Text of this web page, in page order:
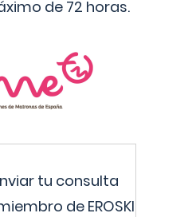
de 72 horas.
tu consulta
de EROSKI